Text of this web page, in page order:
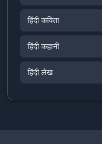
हिंदी कविता
हिंदी कहानी
हिंदी लेख